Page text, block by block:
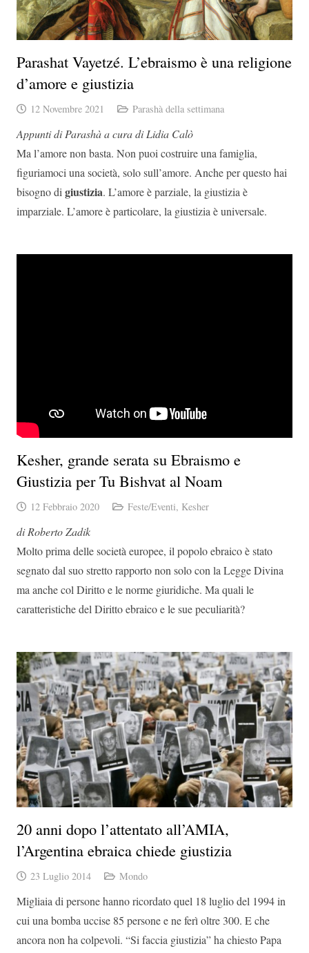
Parashat Vayetzé. L’ebraismo è una religione
d’amore e giustizia
12 Novembre 2021 Parashà della settimana
Appunti di Parashà a cura di Lidia Calò
Ma l’amore non basta. Non puoi costruire una famiglia,
figuriamoci una società, solo sull’amore. Anche per questo hai
bisogno di giustizia. L’amore è parziale, la giustizia è
imparziale. L’amore è particolare, la giustizia è universale.
Kesher, grande serata su Ebraismo e
Giustizia per Tu Bishvat al Noam
12 Febbraio 2020 Feste/Eventi, Kesher
di Roberto Zadik
Molto prima delle società europee, il popolo ebraico è stato
segnato dal suo stretto rapporto non solo con la Legge Divina
ma anche col Diritto e le norme giuridiche. Ma quali le
caratteristiche del Diritto ebraico e le sue peculiarità?
20 anni dopo l’attentato all’AMIA,
l’Argentina ebraica chiede giustizia
23 Luglio 2014 Mondo
Migliaia di persone hanno ricordato quel 18 luglio del 1994 in
cui una bomba uccise 85 persone e ne ferì oltre 300. E che
ancora non ha colpevoli. “Si faccia giustizia” ha chiesto Papa